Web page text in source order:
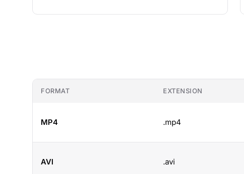
FORMAT EXTENSION
MP4 .mp4
AVI .avi